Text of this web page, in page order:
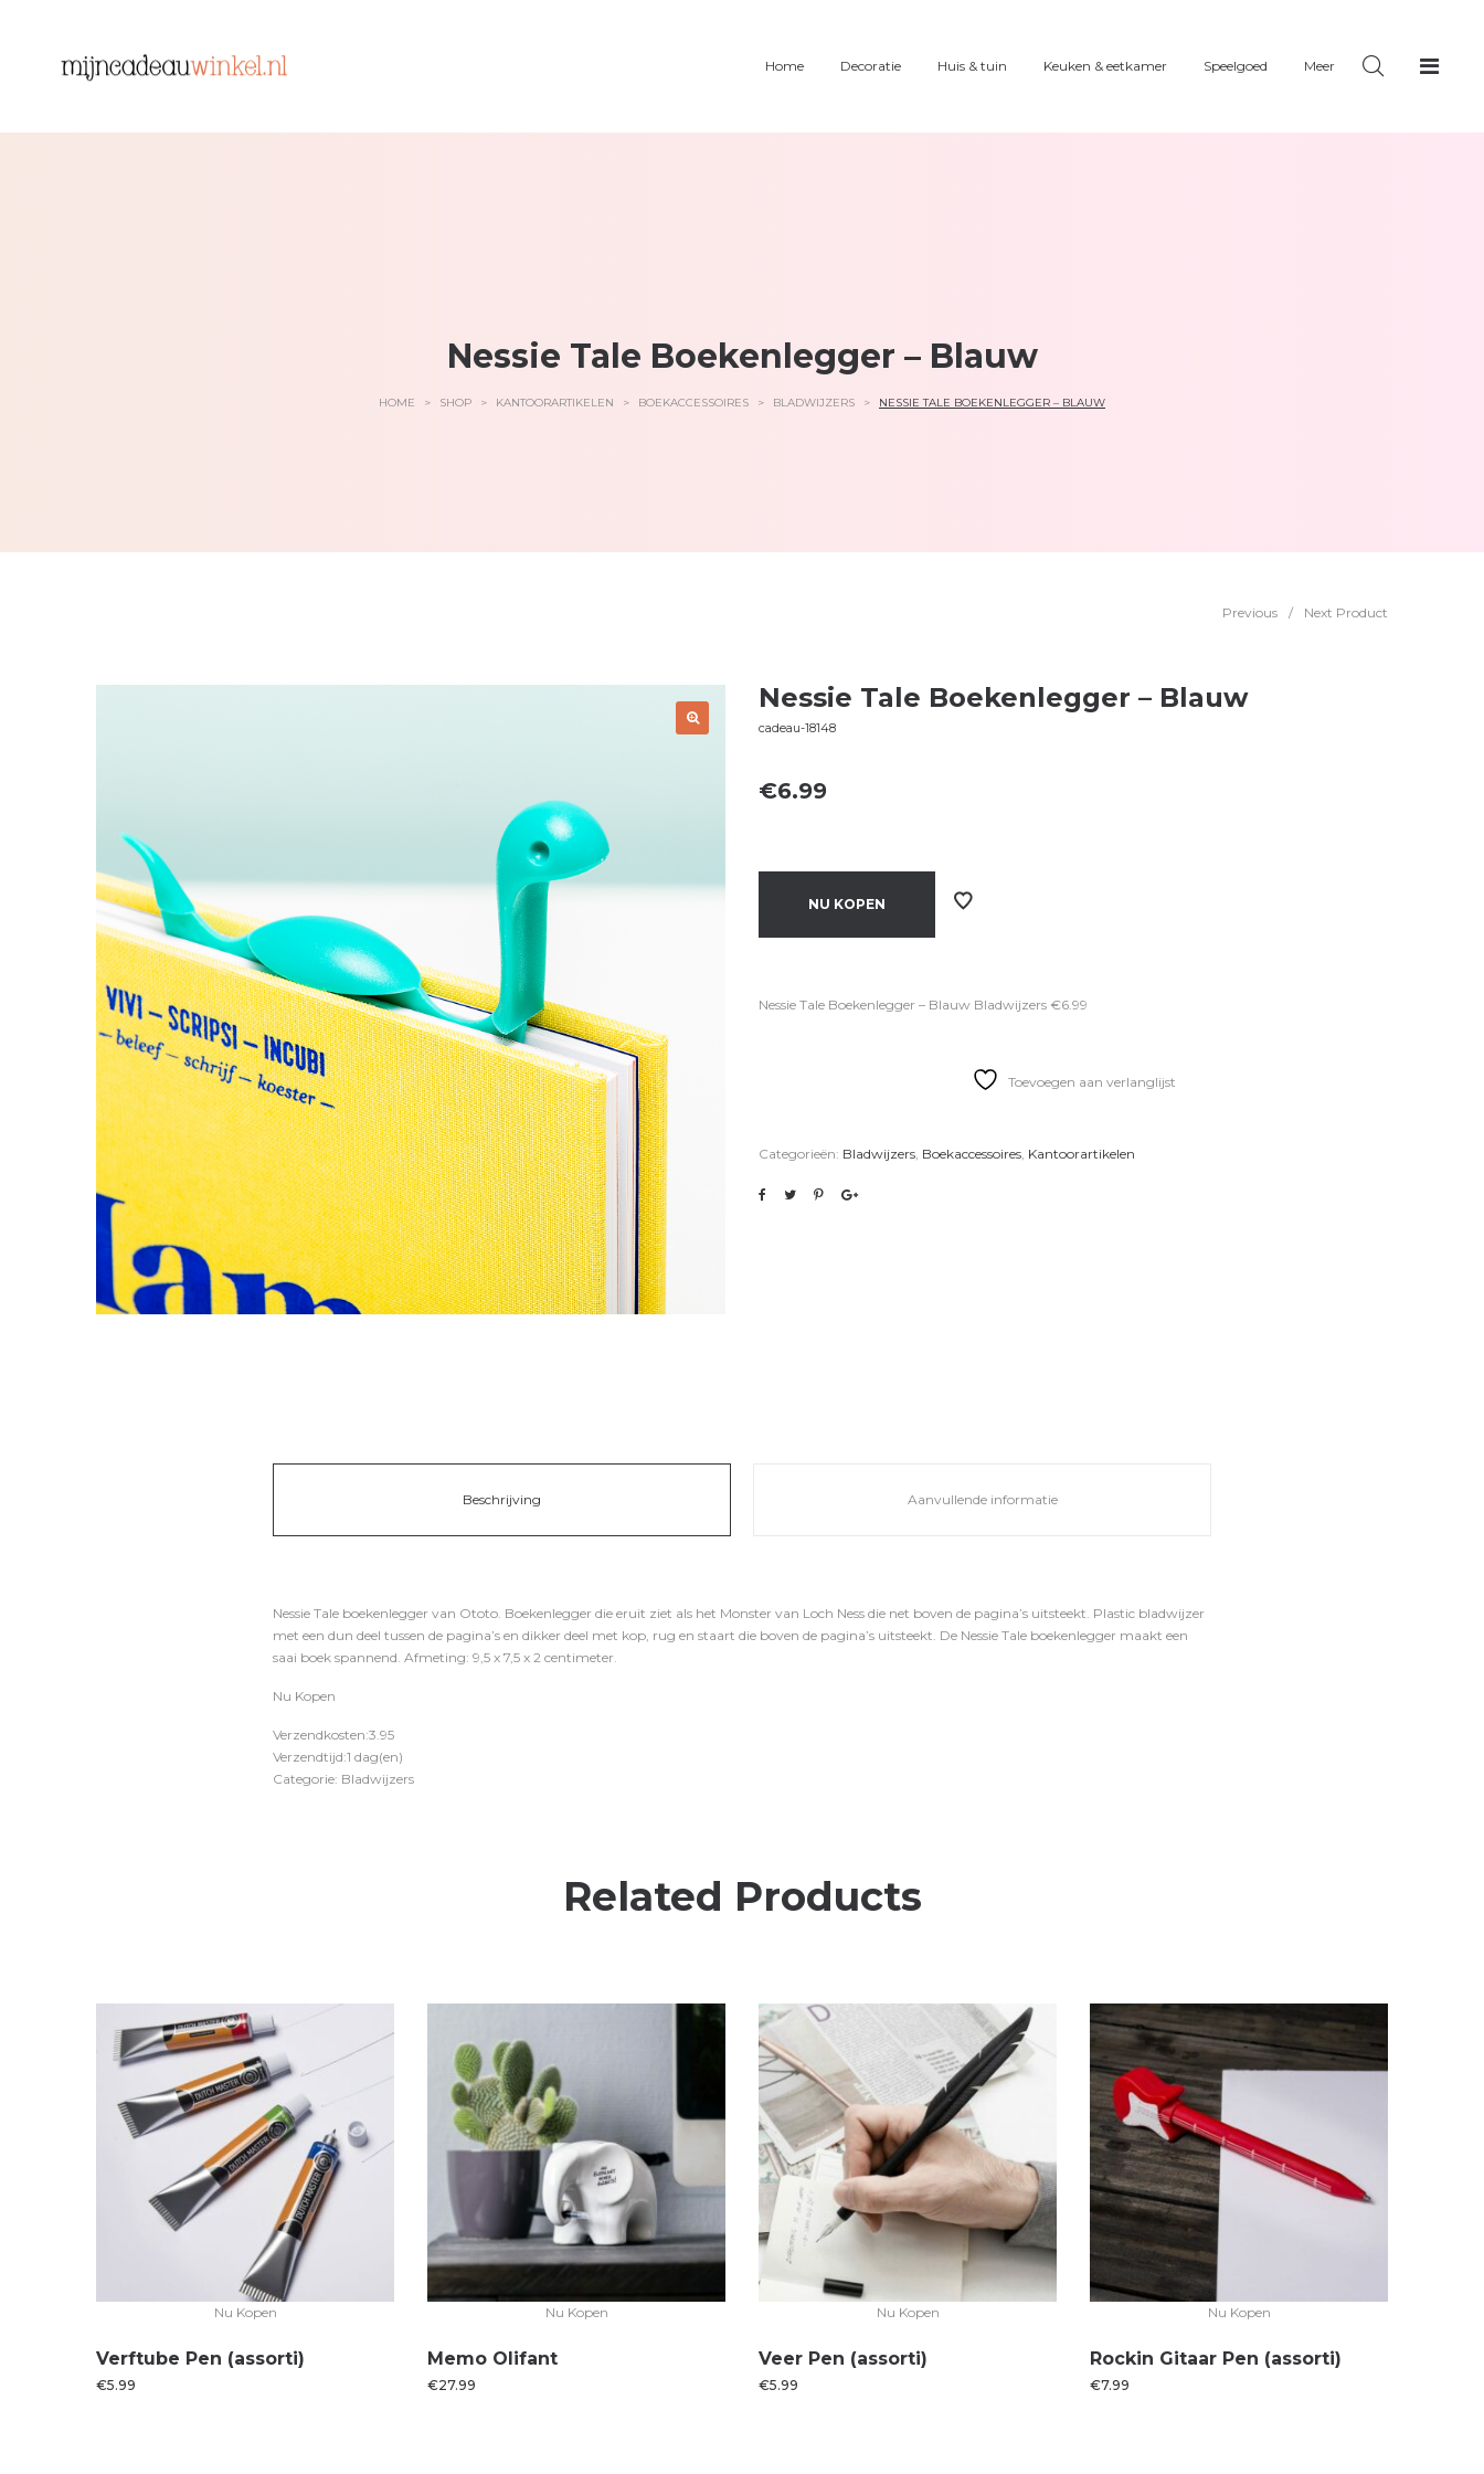
Home Decoratie Huis & tuin Keuken & eetkamer Speelgoed Meer
Nessie Tale Boekenlegger – Blauw
HOME > SHOP > KANTOORARTIKELEN > BOEKACCESSOIRES > BLADWIJZERS > NESSIE TALE BOEKENLEGGER – BLAUW
Previous / Next Product
Nessie Tale Boekenlegger – Blauw
cadeau-18148
€6.99
NU KOPEN
Nessie Tale Boekenlegger – Blauw Bladwijzers €6.99
Toevoegen aan verlanglijst
Categorieën: Bladwijzers, Boekaccessoires, Kantoorartikelen
Beschrijving Aanvullende informatie
Nessie Tale boekenlegger van Ototo. Boekenlegger die eruit ziet als het Monster van Loch Ness die net boven de pagina’s uitsteekt. Plastic bladwijzer
met een dun deel tussen de pagina’s en dikker deel met kop, rug en staart die boven de pagina’s uitsteekt. De Nessie Tale boekenlegger maakt een
saai boek spannend. Afmeting: 9,5 x 7,5 x 2 centimeter.
Nu Kopen
Verzendkosten:3.95
Verzendtijd:1 dag(en)
Categorie: Bladwijzers
Related Products
Nu Kopen
Verftube Pen (assorti)
€5.99
Nu Kopen
Memo Olifant
€27.99
Nu Kopen
Veer Pen (assorti)
€5.99
Nu Kopen
Rockin Gitaar Pen (assorti)
€7.99